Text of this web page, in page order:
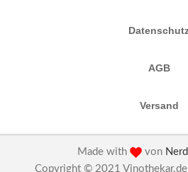
AGB
Versand
Made with von
Copyright © 2021 Vinothekar.de